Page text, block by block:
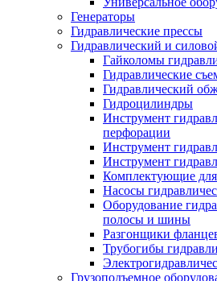
Генераторы
Гидравлические прессы
Гидравлический и
Гайколомы
Гидравлические
Гидравлический
Гидроцилиндры
Инструмент
перфорации
Инструмент
Инструмент
Комплектующие
Насосы
Оборудование
полосы и шины
Разгонщики
Трубогибы
Грузоподъемное